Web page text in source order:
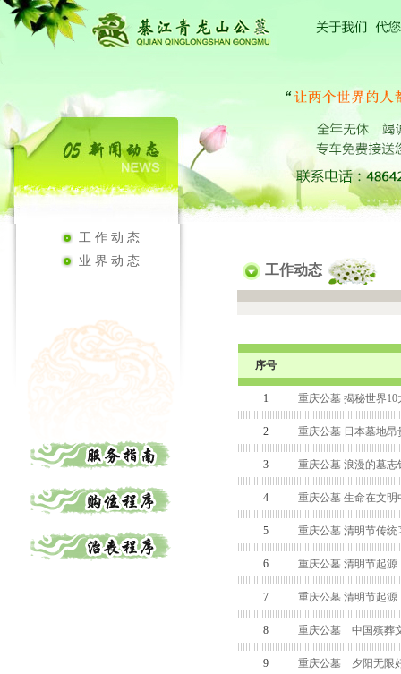
工作动态
业界动态
工作动态
序号
1 重庆公墓 揭秘世界10
2 重庆公墓 日本墓地
3 重庆公墓 浪漫的墓志
4 重庆公墓 生命在文明
5 重庆公墓 清明节传统
6 重庆公墓 清明节起源
7 重庆公墓 清明节起源
8 重庆公墓 中国殡葬
9 重庆公墓 夕阳无限